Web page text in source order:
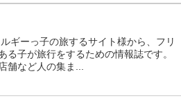
ギーっ子の旅するサイト様から、フリ
る子が旅行をするための情報誌です。
舗など人の集ま...